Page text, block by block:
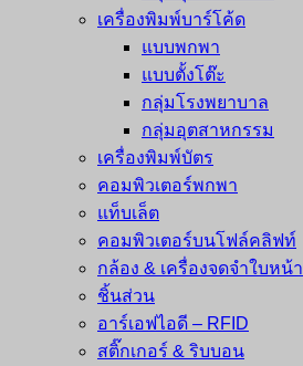
เครื่องพิมพ์บาร์โค้ด
แบบพกพา
แบบตั้งโต๊ะ
กลุ่มโรงพยาบาล
กลุ่มอุตสาหกรรม
เครื่องพิมพ์บัตร
คอมพิวเตอร์พกพา
แท็บเล็ต
คอมพิวเตอร์บนโฟล์คลิฟท์
กล้อง & เครื่องจดจำใบหน้า
ชิ้นส่วน
อาร์เอฟไอดี – RFID
สติ๊กเกอร์ & ริบบอน